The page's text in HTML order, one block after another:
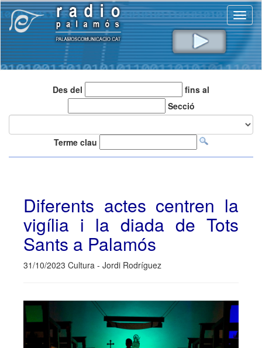
Des del
fins al
Secció
Terme clau
Diferents actes centren la
vigília i la diada de Tots
Sants a Palamós
31/10/2023 Cultura - Jordi Rodríguez